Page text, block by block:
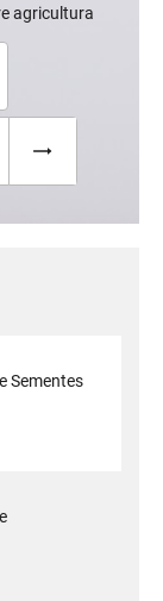
agricultura
Sementes